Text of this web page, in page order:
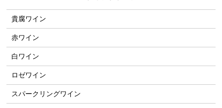
貴腐ワイン
赤ワイン
白ワイン
ロゼワイン
スパークリングワイン